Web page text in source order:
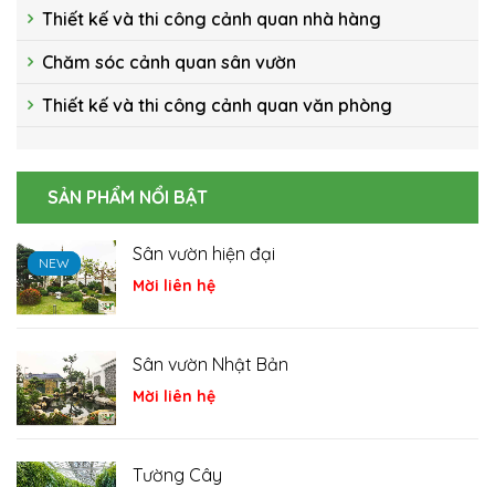
Thiết kế và thi công cảnh quan nhà hàng
Chăm sóc cảnh quan sân vườn
Thiết kế và thi công cảnh quan văn phòng
SẢN PHẨM NỔI BẬT
NEW Hồ cá Koi
Mời liên hệ
NEW
Cá Koi
Mời liên hệ
NEW
Tiểu cảnh